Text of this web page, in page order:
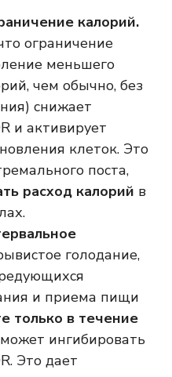
калорий.
ограничение
меньшего
чем обычно, без
снижает
и активирует
клеток. Это
поста,
расход калорий в
голодание,
и приема пищи
только в течение
ингибировать
Это дает